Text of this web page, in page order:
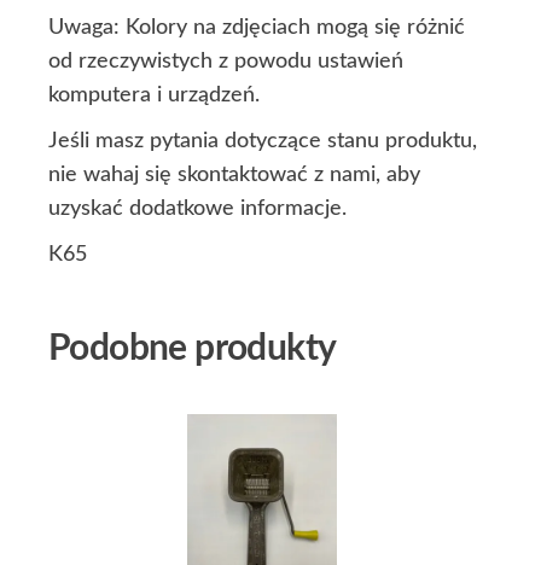
Uwaga: Kolory na zdjęciach mogą się różnić
od rzeczywistych z powodu ustawień
komputera i urządzeń.
Jeśli masz pytania dotyczące stanu produktu,
nie wahaj się skontaktować z nami, aby
uzyskać dodatkowe informacje.
K65
Podobne produkty